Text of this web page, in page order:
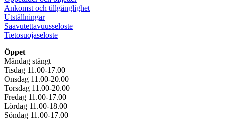
Ankomst och tillgänglighet
Utställningar
Saavutettavuusseloste
Tietosuojaseloste
Öppet
Måndag stängt
Tisdag 11.00-17.00
Onsdag 11.00-20.00
Torsdag 11.00-20.00
Fredag 11.00-17.00
Lördag 11.00-18.00
Söndag 11.00-17.00